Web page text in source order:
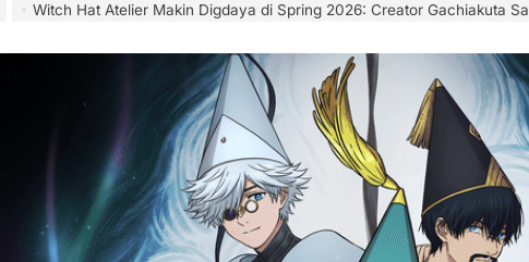
Witch Hat Atelier Makin Digdaya di Spring 2026: Creator Gachiakuta Sampai Bilang Ini Anime Paling Magical